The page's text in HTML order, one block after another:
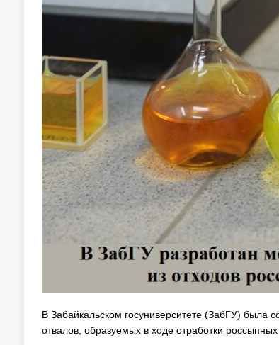
В Забайкальском госуниверситете (ЗабГУ) была
отвалов, образуемых в ходе отработки